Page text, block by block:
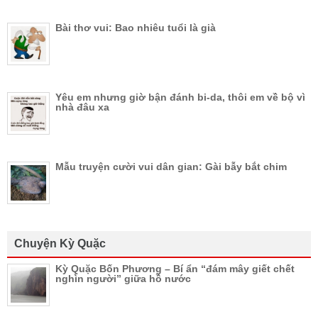
Bài thơ vui: Bao nhiêu tuổi là già
Yêu em nhưng giờ bận đánh bi-da, thôi em về bộ vì
nhà đâu xa
Mẫu truyện cười vui dân gian: Gài bẫy bắt chim
Chuyện Kỳ Quặc
Kỳ Quặc Bốn Phương – Bí ẩn “đám mây giết chết
nghìn người” giữa hồ nước